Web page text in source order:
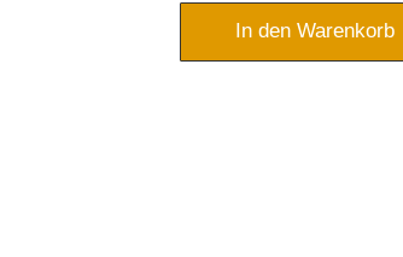
In den Warenkorb